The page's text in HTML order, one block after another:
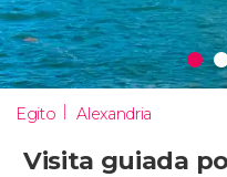
Egito Alexandria
Visita guiada